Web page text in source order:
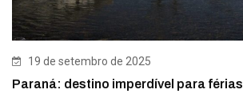
19 de setembro de 2025
Paraná: destino imperdível para férias